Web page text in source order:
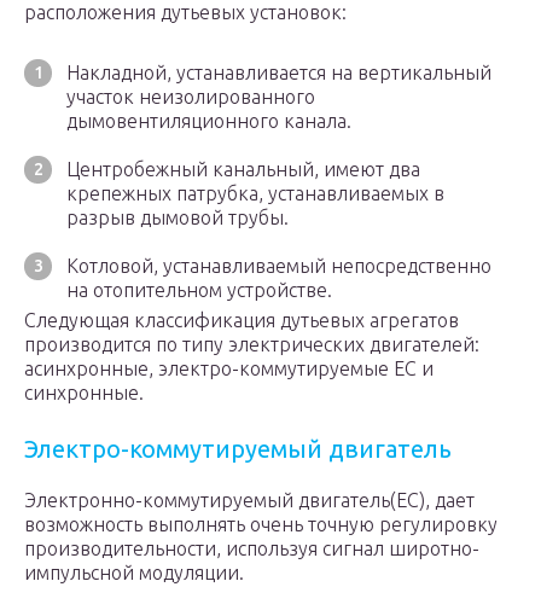
расположения дутьевых установок:
Накладной, устанавливается на вертикальный
участок неизолированного
дымовентиляционного канала.
Центробежный канальный, имеют два
крепежных патрубка, устанавливаемых в
разрыв дымовой трубы.
Котловой, устанавливаемый непосредственно
на отопительном устройстве.
Следующая классификация дутьевых агрегатов
производится по типу электрических двигателей:
асинхронные, электро-коммутируемые ЕС и
синхронные.
Электро-коммутируемый двигатель
Электронно-коммутируемый двигатель(ЕС), дает
возможность выполнять очень точную регулировку
производительности, используя сигнал широтно-
импульсной модуляции.